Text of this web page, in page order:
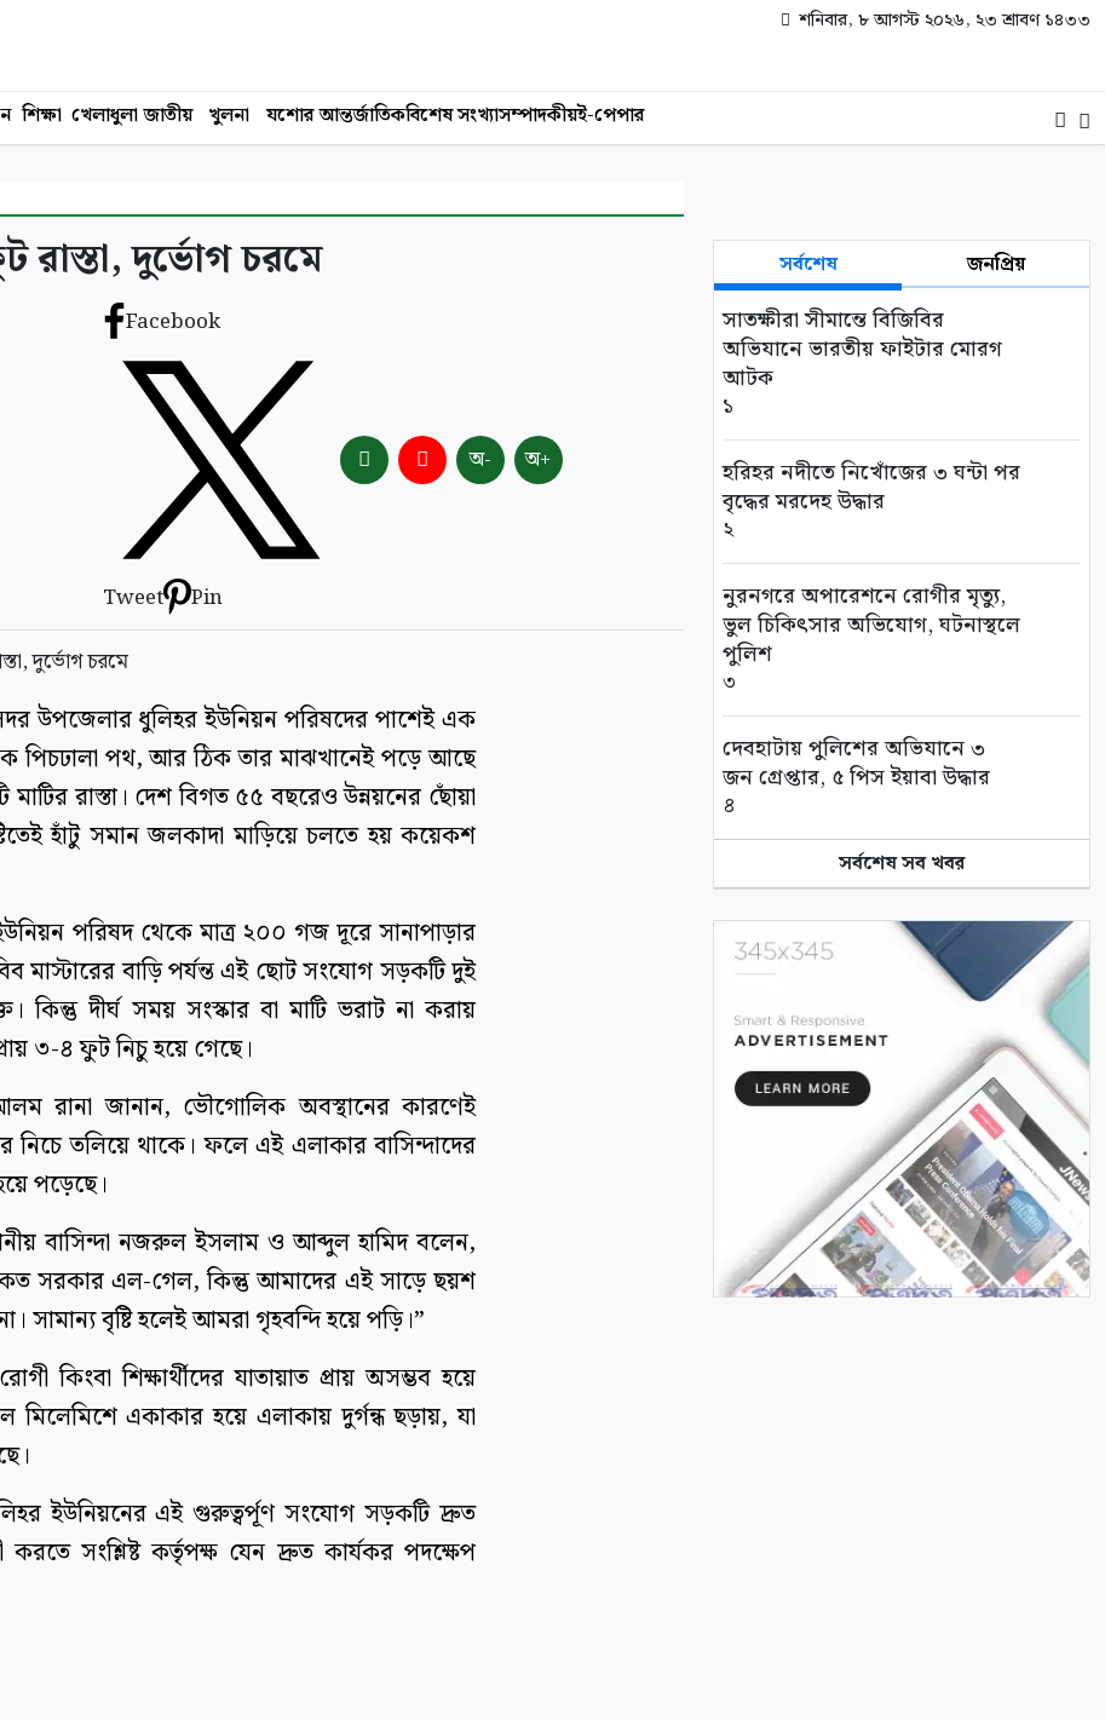
শনিবার, ৮ আগস্ট ২০২৬, ২৩ শ্রাবণ ১৪৩৩
শিক্ষা খেলাধুলা জাতীয় খুলনা যশোর আন্তর্জাতিকবিশেষ সংখ্যাসম্পাদকীয়ই-পেপার
দুর্ভোগ চরমে
Facebook
Tweet Pin
অ- অ+
উপজেলার ধুলিহর ইউনিয়ন পরিষদের পাশেই এক
পিচঢালা পথ, আর ঠিক তার মাঝখানেই পড়ে আছে
রাস্তা। দেশ বিগত ৫৫ বছরেও উন্নয়নের ছোঁয়া
হাঁটু সমান জলকাদা মাড়িয়ে চলতে হয় কয়েকশ
পরিষদ থেকে মাত্র ২০০ গজ দূরে সানাপাড়ার
মাস্টারের বাড়ি পর্যন্ত এই ছোট সংযোগ সড়কটি দুই
কিন্তু দীর্ঘ সময় সংস্কার বা মাটি ভরাট না করায়
৩-৪ ফুট নিচু হয়ে গেছে।
রানা জানান, ভৌগোলিক অবস্থানের কারণেই
নিচে তলিয়ে থাকে। ফলে এই এলাকার বাসিন্দাদের
পড়েছে।
বাসিন্দা নজরুল ইসলাম ও আব্দুল হামিদ বলেন,
সরকার এল-গেল, কিন্তু আমাদের এই সাড়ে ছয়শ
সামান্য বৃষ্টি হলেই আমরা গৃহবন্দি হয়ে পড়ি।”
কিংবা শিক্ষার্থীদের যাতায়াত প্রায় অসম্ভব হয়ে
মিলেমিশে একাকার হয়ে এলাকায় দুর্গন্ধ ছড়ায়, যা
ইউনিয়নের এই গুরুত্বর্পূণ সংযোগ সড়কটি দ্রুত
সংশ্লিষ্ট কর্তৃপক্ষ যেন দ্রুত কার্যকর পদক্ষেপ
সর্বশেষ জনপ্রিয়
সাতক্ষীরা সীমান্তে বিজিবির
অভিযানে ভারতীয় ফাইটার মোরগ
আটক
১
হরিহর নদীতে নিখোঁজের ৩ ঘন্টা পর
বৃদ্ধের মরদেহ উদ্ধার
২
নুরনগরে অপারেশনে রোগীর মৃত্যু,
ভুল চিকিৎসার অভিযোগ, ঘটনাস্থলে
পুলিশ
৩
দেবহাটায় পুলিশের অভিযানে ৩
জন গ্রেপ্তার, ৫ পিস ইয়াবা উদ্ধার
৪
জন্মের পর থেকেই জটিলতায় ভুগছে
আলফা
সুন্দরবন বন্ধ, তবু সুন্দরবনের স্বাদ
মিলছে আকাশনীলায়
৬
কপিলমুনিতে চারা গাছের বাজার
সাতক্ষীরা একটি জেলা নয়, একটি
অসমাপ্ত গবেষণাগার
সর্বশেষ সব খবর